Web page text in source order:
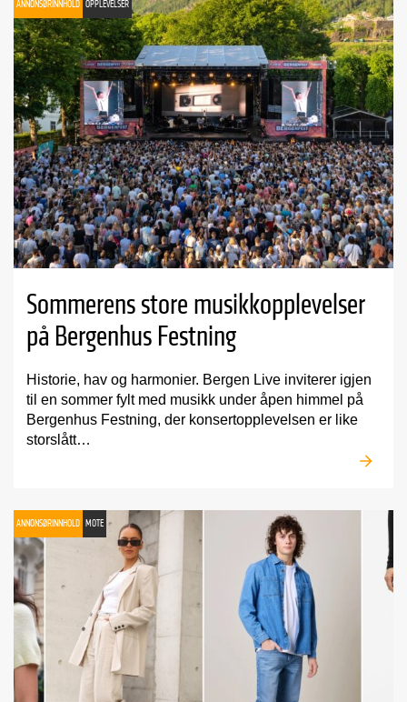
ANNONSØRINNHOLD OPPLEVELSER
Sommerens store musikkopplevelser
på Bergenhus Festning
Historie, hav og harmonier. Bergen Live inviterer igjen
til en sommer fylt med musikk under åpen himmel på
Bergenhus Festning, der konsertopplevelsen er like
storslått…
ANNONSØRINNHOLD MOTE